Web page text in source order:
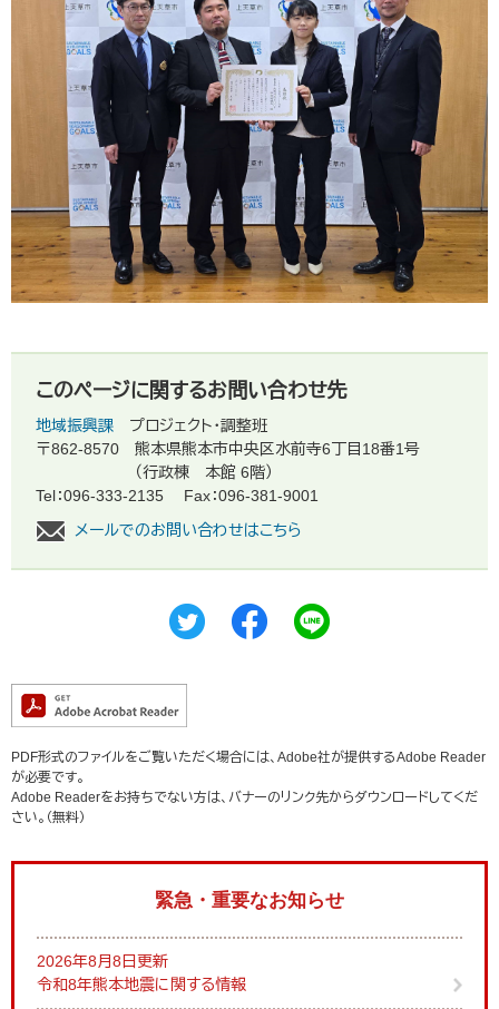
このページに関するお問い合わせ先
地域振興課
プロジェクト・調整班
〒862-8570
熊本県熊本市中央区水前寺6丁目18番1号
（行政棟 本館 6階）
Tel：096-333-2135
Fax：096-381-9001
メールでのお問い合わせはこちら
PDF形式のファイルをご覧いただく場合には、Adobe社が提供するAdobe Reader
が必要です。
Adobe Readerをお持ちでない方は、バナーのリンク先からダウンロードしてくだ
さい。（無料）
緊急・重要なお知らせ
2026年8月8日更新
令和8年熊本地震に関する情報